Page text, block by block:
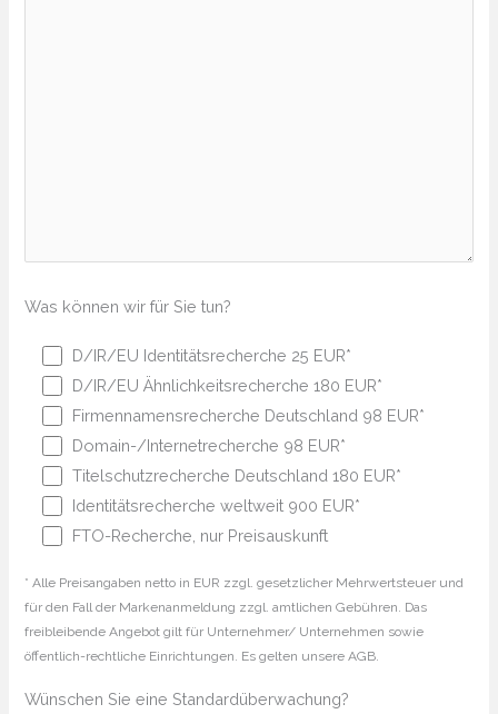
Was können wir für Sie tun?
D/IR/EU Identitätsrecherche 25 EUR*
D/IR/EU Ähnlichkeitsrecherche 180 EUR*
Firmennamensrecherche Deutschland 98 EUR*
Domain-/Internetrecherche 98 EUR*
Titelschutzrecherche Deutschland 180 EUR*
Identitätsrecherche weltweit 900 EUR*
FTO-Recherche, nur Preisauskunft
* Alle Preisangaben netto in EUR zzgl. gesetzlicher Mehrwertsteuer und
für den Fall der Markenanmeldung zzgl. amtlichen Gebühren. Das
freibleibende Angebot gilt für Unternehmer/ Unternehmen sowie
öffentlich-rechtliche Einrichtungen. Es gelten unsere AGB.
Wünschen Sie eine Standardüberwachung?